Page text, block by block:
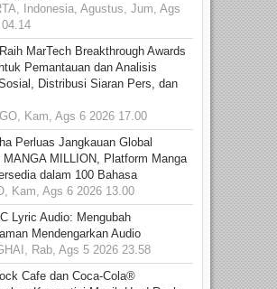
Indonesia, Agustus, Jum, Ags
MarTech Breakthrough Awards
Pemantauan dan Analisis
Distribusi Siaran Pers, dan
Kam, Ags 6 2026 17.00
Perluas Jangkauan Global
MANGA MILLION, Platform Manga
dalam 100 Bahasa
Kam, Ags 6 2026 13.00
Lyric Audio: Mengubah
Mendengarkan Audio
Rab, Ags 5 2026 23.58
Cafe dan Coca-Cola®